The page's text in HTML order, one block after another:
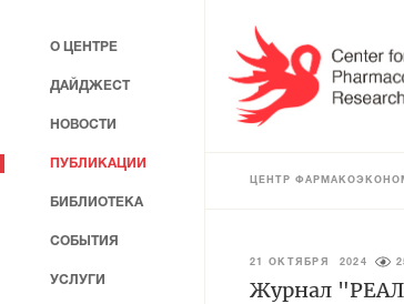
ЦЕНТР
21 ОКТЯБРЯ 2024
Журнал
О ЦЕНТРЕ
ДАЙДЖЕСТ
НОВОСТИ
ПУБЛИКАЦИИ
БИБЛИОТЕКА
СОБЫТИЯ
УСЛУГИ